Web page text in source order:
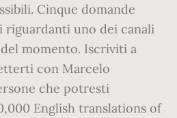
Cinque domande
riguardanti uno dei canali
momento. Iscriviti a
con Marcelo
che potresti
English translations of